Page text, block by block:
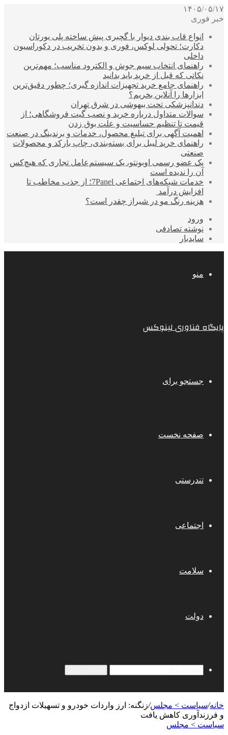
۱۴۰۵/۰۵/۱۷
خبر فوری
انواع قاب بندی دیوار با گچبری پیش ساخته پلی یورتان
دکارت؛ تحولی لوکس، فوری و بدون تخریب در دکوراسیون
داخلی
راهنمای انتخاب سیم جوش و الکترود مناسب؛ مهم‌ترین
نکاتی که قبل از خرید باید بدانید
راهنمای جامع خرید تجهیزات اندازه گیری؛ چطور دقیق‌ترین
ابزارها را آنلاین بخریم؟
دندانپزشکی تحت بیهوشی در شرق تهران
سوالات متداول درباره خرید و نصب گیت فروشگاهی؛ از
قیمت تا تنظیم حساسیت و علت بوق زدن
اهمیت آگهی برای تبلیغ محصول، خدمات و برندینگ در صنعت
راهنمای خرید لیبل برای بسته‌بندی، چاپ بارکد و محصولات
صنعتی
یک عضو رسمی اوبونتو، یک سیستم‌عامل تجاری که هیچ‌کس
آن را ندیده است
خدمات شبکه‌های اجتماعی 7Panel؛ از جذب مخاطب تا
افزایش درآمد
هزینه رنگ مو در شیراز چقدر است؟
ورود
نوشته تصادفی
سایدبار
منو
پایگاه فناوری لینوکس
جستجو برای
صفحه نخست
تندرستی
اجتماعی
سلامت
دولت
خانه/سیاست > مجلس/زنگنه: ارز واردات خودرو و تسهیلات ازدواج
و فرزندآوری کاهش یافت
سیاست > مجلس